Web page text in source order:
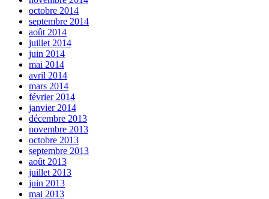
octobre 2014
septembre 2014
août 2014
juillet 2014
juin 2014
mai 2014
avril 2014
mars 2014
février 2014
janvier 2014
décembre 2013
novembre 2013
octobre 2013
septembre 2013
août 2013
juillet 2013
juin 2013
mai 2013